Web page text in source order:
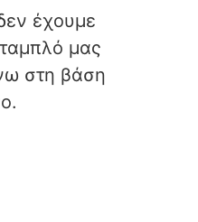
έχουμε
μας
στη βάση